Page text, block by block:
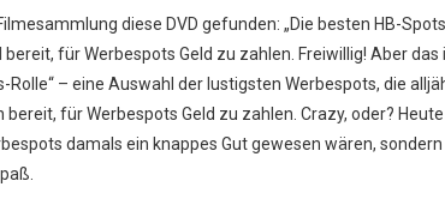
diese DVD gefunden: „Die besten HB-
für Werbespots Geld zu zahlen. Freiwillig! Aber das
Rolle“ – eine Auswahl der lustigsten Werbespots, die
für Werbespots Geld zu zahlen. Crazy, oder?
damals ein knappes Gut gewesen wären,